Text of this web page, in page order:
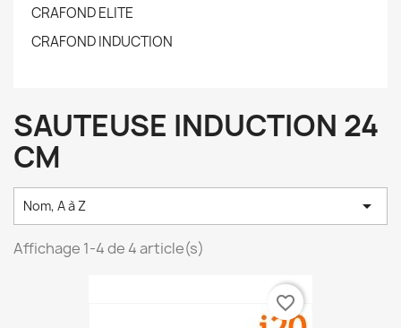
CRAFOND ELITE
CRAFOND INDUCTION
SAUTEUSE INDUCTION 24
CM
Nom, A à Z 
Affichage 1-4 de 4 article(s)
favorite_border